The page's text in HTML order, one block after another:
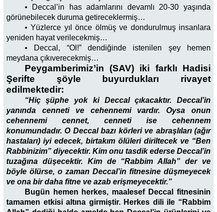
• Deccal’in has adamlarını devamlı 20-30 yaşında
görünebilecek duruma getireceklermiş…
• Yüzlerce yıl önce ölmüş ve dondurulmuş insanlara
yeniden hayat verilecekmiş…
• Deccal, “Ol!” dendiğinde istenilen şey hemen
meydana çıkıverecekmiş…
Peygamberimiz’in (SAV) iki farklı Hadisi
Şerifte şöyle buyurdukları rivayet
edilmektedir:
“Hiç şüphe yok ki Deccal çıkacaktır. Deccal’in
yanında cenneti ve cehennemi vardır. Oysa onun
cehennemi cennet, cenneti ise cehennem
konumundadır. O Deccal bazı körleri ve abraşlıları (ağır
hastaları) iyi edecek, birtakım ölüleri diriltecek ve “Ben
Rabbinizim” diyecektir. Kim onu tasdik ederse Deccal’in
tuzağına düşecektir. Kim de “Rabbim Allah” der ve
böyle ölürse, o zaman Deccal’in fitnesine düşmeyecek
ve ona bir daha fitne ve azab erişmeyecektir.”
Bugün hemen herkes, maalesef Deccal fitnesinin
tamamen etkisi altına girmiştir. Herkes dili ile “Rabbim